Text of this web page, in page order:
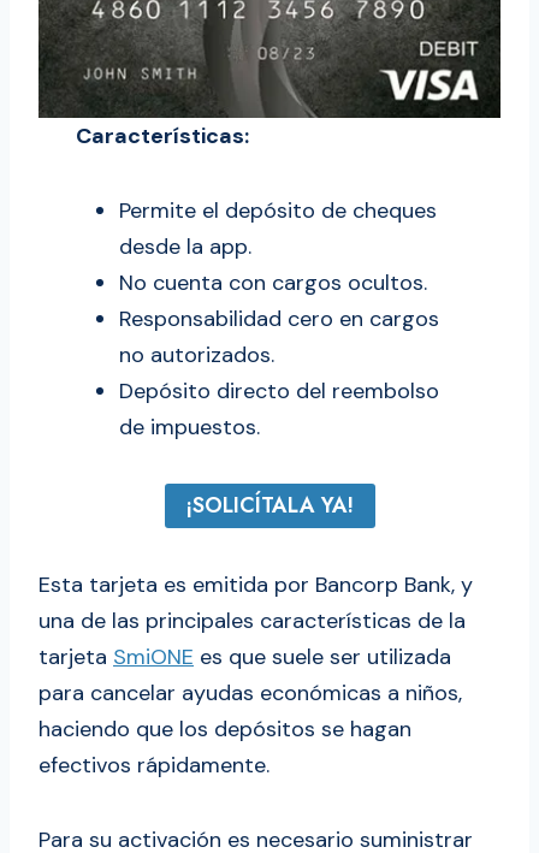
Características:
Permite el depósito de cheques
desde la app.
No cuenta con cargos ocultos.
Responsabilidad cero en cargos
no autorizados.
Depósito directo del reembolso
de impuestos.
¡SOLICÍTALA YA!
Esta tarjeta es emitida por Bancorp Bank, y
una de las principales características de la
tarjeta SmiONE es que suele ser utilizada
para cancelar ayudas económicas a niños,
haciendo que los depósitos se hagan
efectivos rápidamente.
Para su activación es necesario suministrar